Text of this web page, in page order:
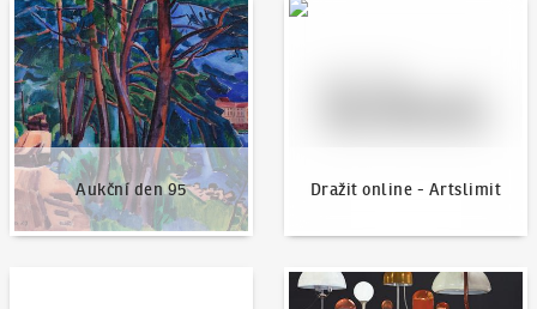
Aukční den 95
Aukční den 95
Dražit online - Artslimit
Dražit online - Artslimit
Aktuality